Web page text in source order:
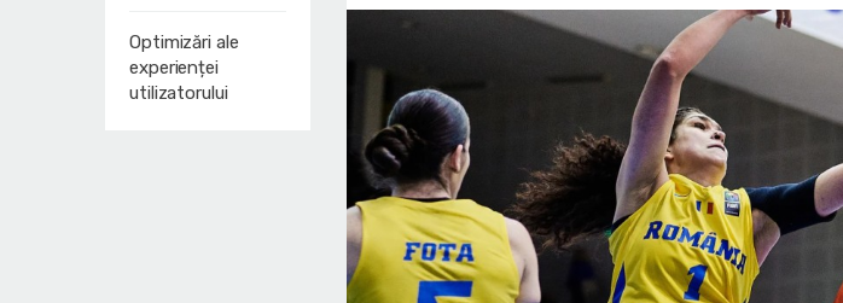
Optimizări ale
experienței
utilizatorului